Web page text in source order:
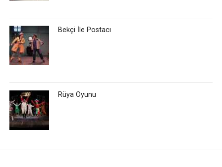
Bekçi İle Postacı
Rüya Oyunu